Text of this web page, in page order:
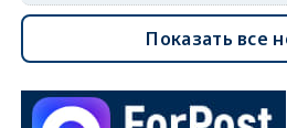
Показать все